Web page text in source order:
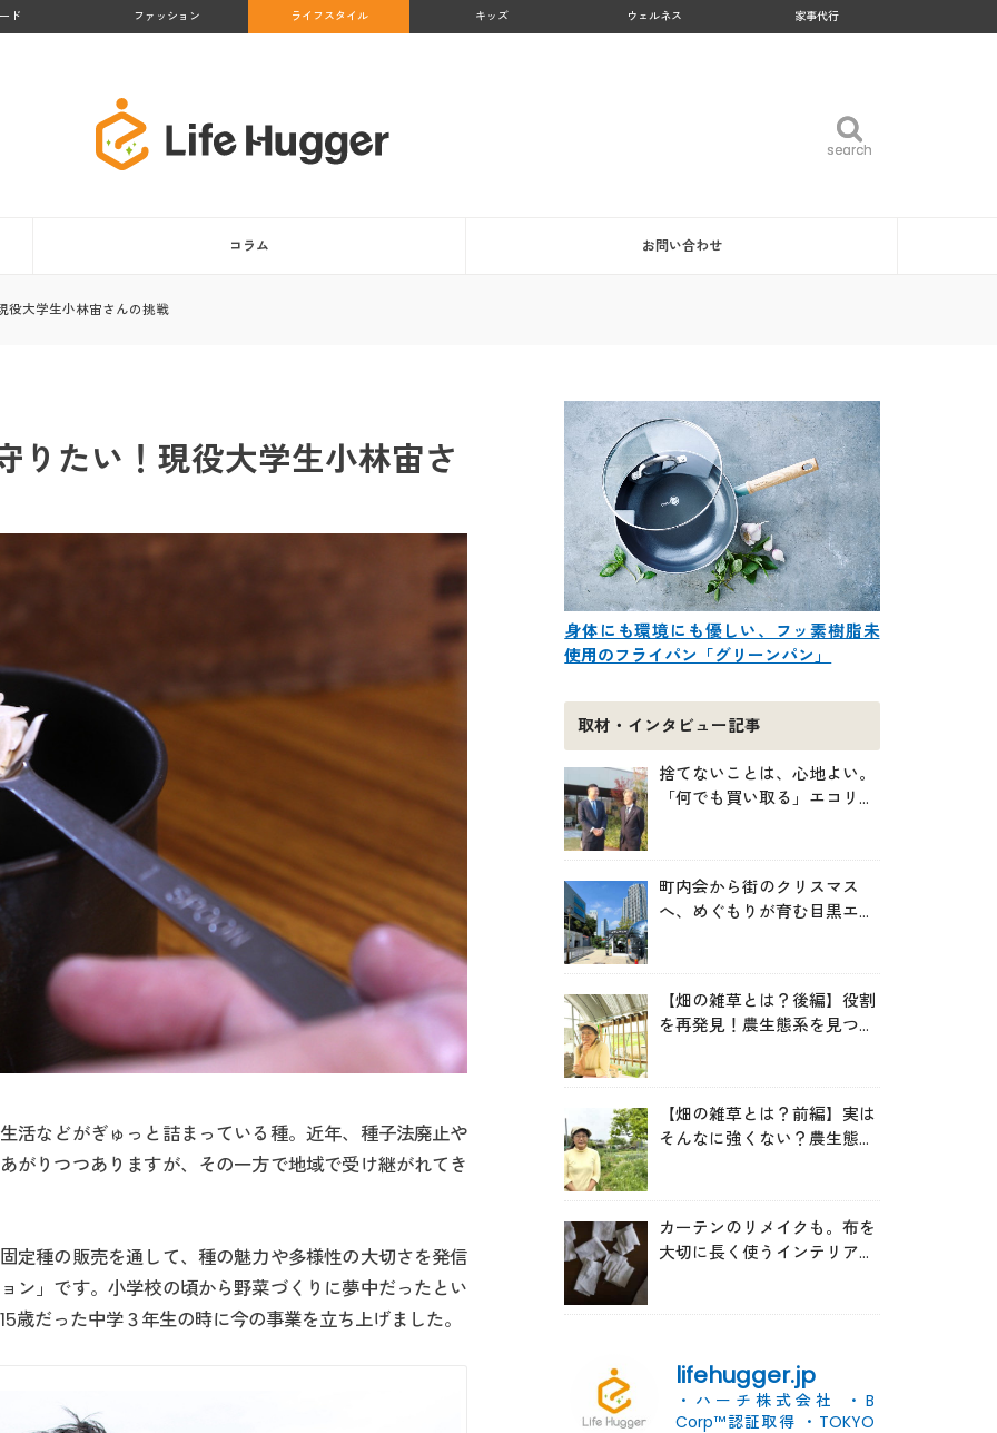
ド ファッション ライフスタイル キッズ ウェルネス 家事代行
search
search
コラム お問い合わせ
役大学生小林宙さんの挑戦
りたい！現役大学生小林宙さ
活などがぎゅっと詰まっている種。近年、種子法廃止や
がりつつありますが、その一方で地域で受け継がれてき
定種の販売を通して、種の魅力や多様性の大切さを発信
ン」です。小学校の頃から野菜づくりに夢中だったとい
歳だった中学３年生の時に今の事業を立ち上げました。
身体にも環境にも優しい、フッ素樹脂未
使用のフライパン「グリーンパン」
取材・インタビュー記事
捨てないことは、心地よい。
「何でも買い取る」エコリン
町内会から街のクリスマス
へ、めぐもりが育む目黒エリ
【畑の雑草とは？後編】役割
を再発見！農生態系を見つめ
【畑の雑草とは？前編】実は
そんなに強くない？農生態系
カーテンのリメイクも。布を
大切に長く使うインテリアの
lifehugger.jp
・ハーチ株式会社
・B
Corp™認証取得 ・TOKYO